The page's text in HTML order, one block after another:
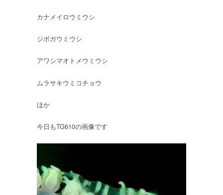
カナメイロウミウシ
ジボガウミウシ
アワシマオトメウミウシ
ムラサキウミコチョウ
ほか
今日もTG610の画像です